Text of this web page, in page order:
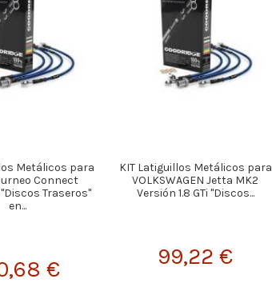
Metálicos para
Connect
"Discos Traseros"
en...
€
KIT Latiguillos Metálicos para
VOLKSWAGEN Jetta MK2
Versión 1.8 GTi "Discos...
99,22 €